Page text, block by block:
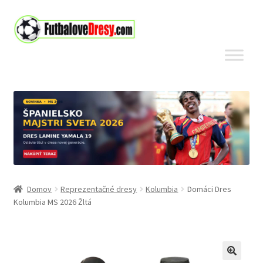
Preskočiť
na
Preskočiť
na
Domov Reprezentačné dresy Kolumbia
Domáci Dres
Kolumbia MS 2026 Žltá